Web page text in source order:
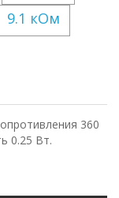
9.1 кОм
360
0.25 Вт.